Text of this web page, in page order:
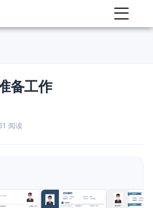
备工作
阅读